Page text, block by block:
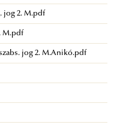
jog 2. M.pdf
M.pdf
jog 2. M.Anikó.pdf